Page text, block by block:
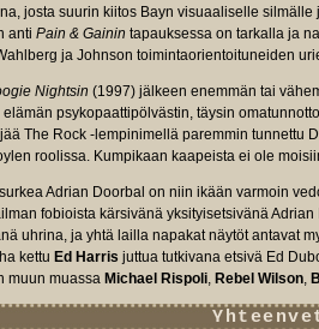
josta suurin kiitos Bayn visuaaliselle
anti Pain & Gainin tapauksessa on tarkalla ja
ja Johnson toimintaorientoituneiden
Nightsin (1997) jälkeen enemmän tai
elämän psykopaattipölvästin, täysin
The Rock -lempinimellä paremmin tunnettu
roolissa. Kumpikaan kaapeista ei ole
Adrian Doorbal on niin ikään varmoin
fobioista kärsivänä yksityisetsivänä
uhrina, ja yhtä lailla napakat näytöt antavat
kettu Ed Harris juttua tutkivana etsivä Ed
muun muassa Michael Rispoli, Rebel Wilson,